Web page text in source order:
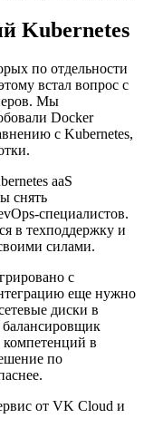
Kubernetes
по отдельности
встал вопрос с
Мы
Docker
с Kubernetes,
aaS
снять
специалистов.
в техподдержку и
силами.
с
еще нужно
диски в
балансировщик
компетенций в
по
от VK Cloud и